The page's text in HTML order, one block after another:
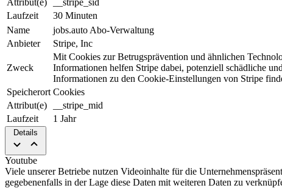
Laufzeit
30 Minuten
Name
jobs.auto Abo-Verwaltung
Anbieter
Stripe, Inc
Zweck
Mit Cookies zur Be­trugs­prä­ven­tion und ähnlichen
Informationen helfen Stripe da­bei, potenziell schädliche
Informationen zu den Cookie-Einstellungen von Stripe
Speicherort Cookies
Attribut(e)
__stripe_mid
Laufzeit
1 Jahr
Details
Youtube
Viele unserer Betriebe nutzen Video­in­hal­te für die
gegebenenfalls in der Lage diese Daten mit weiteren Daten zu